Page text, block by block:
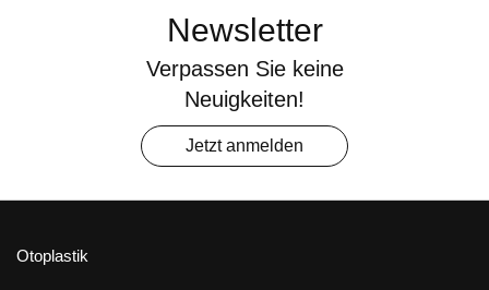
Newsletter
Verpassen Sie keine
Neuigkeiten!
Jetzt anmelden
Otoplastik